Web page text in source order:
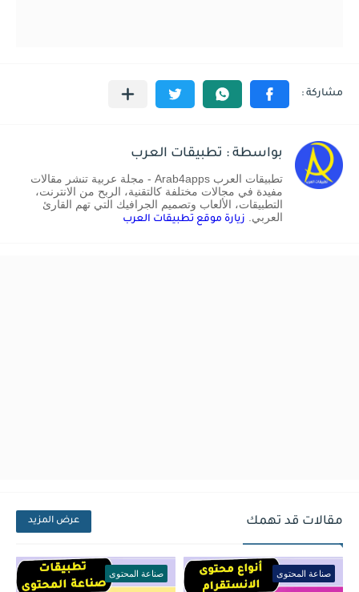
بواسطة : تطبيقات العرب
تطبيقات العرب Arab4apps - مجلة عربية تنشر مقالات
مفيدة في مجالات مختلفة كالتقنية، الربح من الانترنت،
التطبيقات، الألعاب وتصميم الجرافيك التي تهم القارئ
العربي.
زيارة موقع تطبيقات العرب
مقالات قد تهمك عرض المزيد
صناعة المحتوى صناعة المحتوى